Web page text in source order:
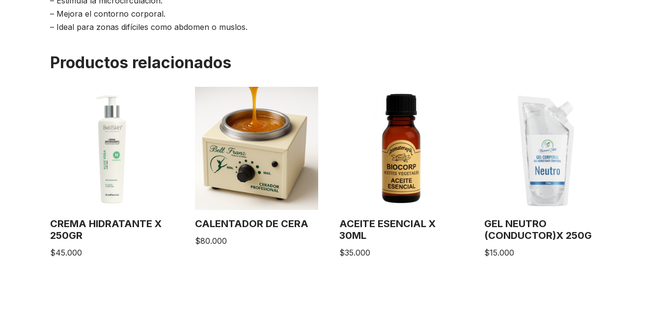
– Mejora el contorno corporal.
– Ideal para zonas difíciles como abdomen o muslos.
Productos relacionados
CREMA HIDRATANTE X
250GR
$45.000
CALENTADOR DE CERA
$80.000
ACEITE ESENCIAL X
30ML
$35.000
GEL NEUTRO
(CONDUCTOR)X 250G
$15.000